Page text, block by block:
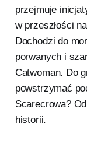
przejmuje
w przeszłości
Dochodzi do
porwanych i
Catwoman. Do
powstrzymać
Scarecrowa?
historii.